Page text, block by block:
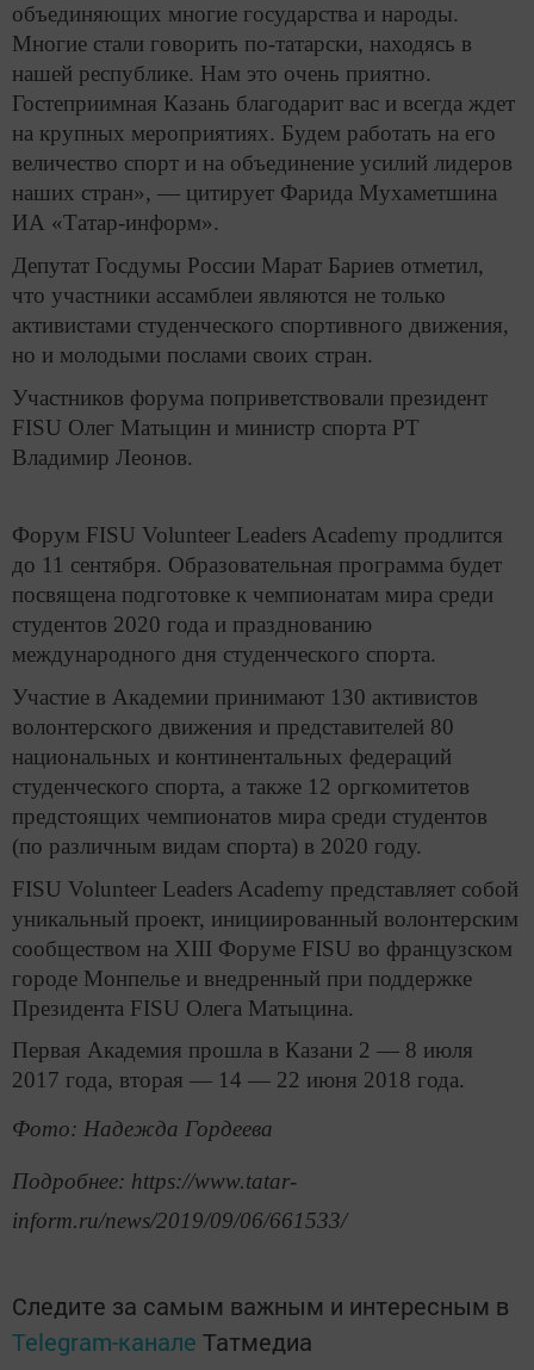
объединяющих многие государства и народы.
Многие стали говорить по-татарски, находясь в
нашей республике. Нам это очень приятно.
Гостеприимная Казань благодарит вас и всегда ждет
на крупных мероприятиях. Будем работать на его
величество спорт и на объединение усилий лидеров
наших стран», — цитирует Фарида Мухаметшина
ИА «Татар-информ».
Депутат Госдумы России Марат Бариев отметил,
что участники ассамблеи являются не только
активистами студенческого спортивного движения,
но и молодыми послами своих стран.
Участников форума поприветствовали президент
FISU Олег Матыцин и министр спорта РТ
Владимир Леонов.
Форум FISU Volunteer Leaders Academy продлится
до 11 сентября. Образовательная программа будет
посвящена подготовке к чемпионатам мира среди
студентов 2020 года и празднованию
международного дня студенческого спорта.
Участие в Академии принимают 130 активистов
волонтерского движения и представителей 80
национальных и континентальных федераций
студенческого спорта, а также 12 оргкомитетов
предстоящих чемпионатов мира среди студентов
(по различным видам спорта) в 2020 году.
FISU Volunteer Leaders Academy представляет собой
уникальный проект, инициированный волонтерским
сообществом на XIII Форуме FISU во французском
городе Монпелье и внедренный при поддержке
Президента FISU Олега Матыцина.
Первая Академия прошла в Казани 2 — 8 июля
2017 года, вторая — 14 — 22 июня 2018 года.
Фото: Надежда Гордеева
Подробнее: https://www.tatar-
inform.ru/news/2019/09/06/661533/
Следите за самым важным и интересным в
Telegram-канале Татмедиа